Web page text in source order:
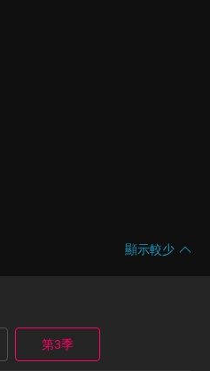
顯示較少
第3季